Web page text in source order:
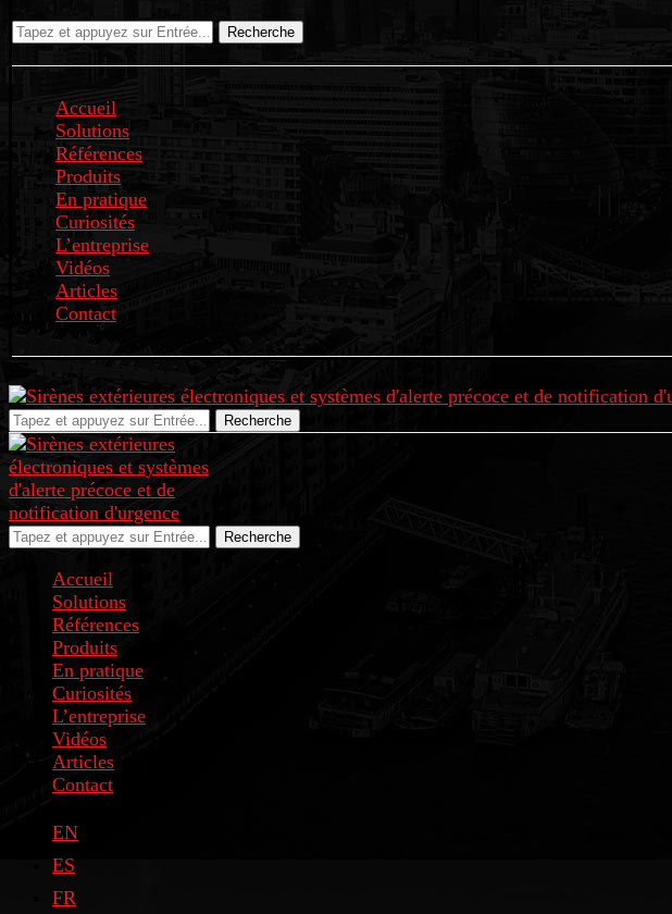
Recherche
Accueil
Solutions
Références
Produits
En pratique
Curiosités
L’entreprise
Vidéos
Articles
Contact
Recherche
Recherche
Accueil
Solutions
Références
Produits
En pratique
Curiosités
L’entreprise
Vidéos
Articles
Contact
EN
ES
FR